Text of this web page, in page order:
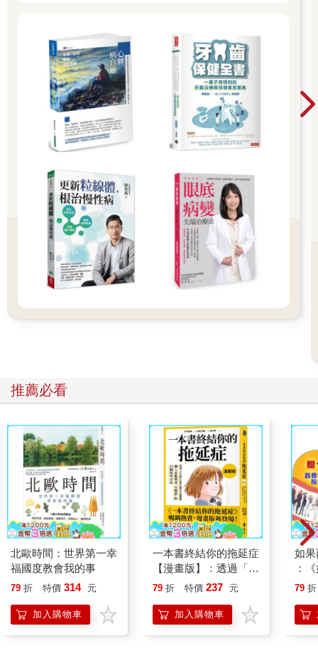
的心理活動關聯起來。這些新方法揭露了一些重要見解：首先，
這種「第六感」不僅確實存在，而且是基於可測量的身體感知與
大腦之間的訊號傳遞。其次，某些人對這種感知的敏銳度高於他
人，進而影響調節情緒、人際互動與決策方式。第三，研究證
實，這種感知能力可透過訓練與特定干預方式加以提升。
這對我們理解大腦的重要性難以言喻，首先，它打破了神經科學
與醫學中的常見觀點，也就是所有思維與感受活動僅限於大腦。
內感受並非要削弱大腦的重要性，而是讓我們意識到，大腦的運
作必須放在整個身體系統中理解，並仰賴雙向流動的無數訊號通
道。從這個觀點來看，大腦不再被視為單一主宰，而是與身體平
等合作的夥伴，透過與身體密切合作才能維持生命與健康。
你感覺得到嗎？
如果你有這樣的疑問，這完全正常。與我們熟悉的外在感官不
對此幾乎毫無所知。如果我們察覺到這些的存在，往往代表著身
體出現嚴重問題。大多數時候，我們可以完全不在意它們，希望
有些器官傳遞的訊息大多是靜悄悄地，但如果我們刻意留意，仍
然可以察覺它們的存在。不過，我們大多只會在它們刻意發出訊
號時才會察覺，而這通常意味著需要立刻採取行動。我們的心跳
最為明顯，而對肺臟擴張與收縮的感知，以及腸道與膀胱的飽脹
和空虛感，也遵循相同模式。這不全然是「不用聯絡我們，我們
會主動找你」的情況，更像是「歡迎你隨時與我們聯絡，但如果
有重要的事，我們會主動通知你」。
介於這兩種極端之間的，是那些低調、幾乎無法察覺的感知，它
們構成內心感受與直覺的基礎，形塑出內感受研究先驅巴德．克
雷格（Bud Craig）所稱的「我此刻的感受」。它可能表現為一種
模糊的溫暖與安全感；也可能某天讓人感到強大而自信，但隔天
卻變得焦慮且脆弱；或呈現出一種難以言明的焦躁不安，讓人隱
推薦必看
北歐時間：世界第一幸
福國度教會我的事
79 折 特價 314 元
加入購物車
一本書終結你的拖延症
【漫畫版】：透過「小
行動」打開大腦的行動
「行動派」的37個科
學方法
79 折 特價 237 元
加入購物車
如
：
喵
79 折